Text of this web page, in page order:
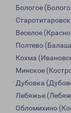
Бологое
Веселое
Полтево
Кохма
Минское
Дубовка
Лебяжье
Обломихино